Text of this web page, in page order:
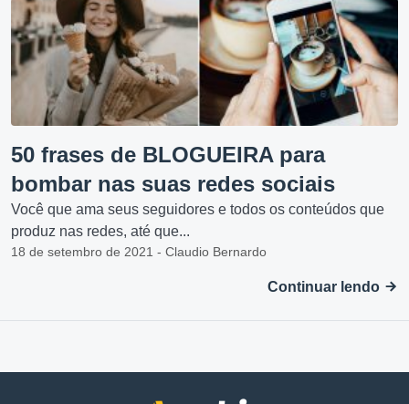
50 frases de BLOGUEIRA para
bombar nas suas redes sociais
Você que ama seus seguidores e todos os conteúdos que
produz nas redes, até que...
18 de setembro de 2021 - Claudio Bernardo
Continuar lendo